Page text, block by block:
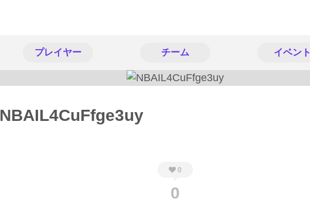
プレイヤー チーム イベント
NBAIL4CuFfge3uy
0
0